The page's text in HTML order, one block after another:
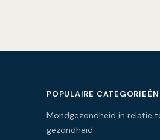
POPULAIRE CATEGORIEËN
Mondgezondheid in relatie
gezondheid